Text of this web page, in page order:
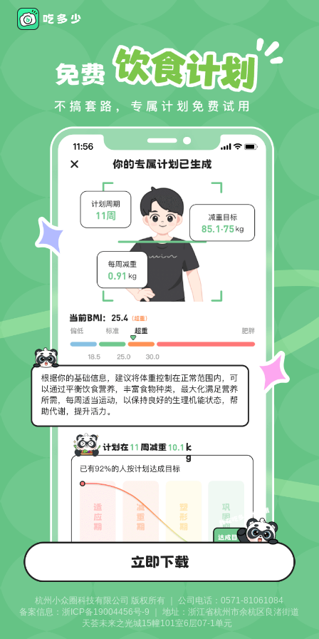
杭州小众圈科技有限公司 版权所有 ｜ 公司电话：0571-81061084
备案信息：浙ICP备19004456号-9
｜ 地址：浙江省杭州市余杭区良渚街道
天荟未来之光城15幢101室6层07-1单元